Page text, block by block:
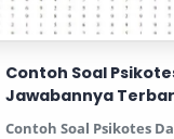
Contoh Soal
Jawabannya
Contoh Soal Psikotes